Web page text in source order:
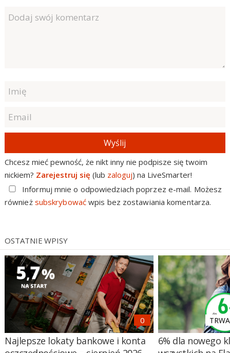
Wyślij
Chcesz mieć pewność, że nikt inny nie podpisze się twoim
nickiem? Zarejestruj się (lub zaloguj) na LiveSmarter!
Informuj mnie o odpowiedziach poprzez e-mail. Możesz
również subskrybowaćwpis bez zostawiania komentarza.
OSTATNIE WPISY
Najlepsze lokaty bankowe i konta
6% dla nowego